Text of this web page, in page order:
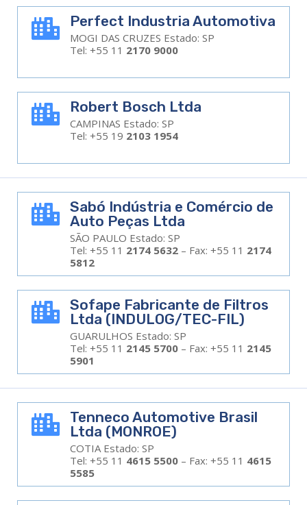
 Perfect Industria Automotiva
MOGI DAS CRUZES Estado: SP
Tel: +55 11 2170 9000
 Robert Bosch Ltda
CAMPINAS Estado: SP
Tel: +55 19 2103 1954
 Sabó Indústria e Comércio de
Auto Peças Ltda
SÃO PAULO Estado: SP
Tel: +55 11 2174 5632 – Fax: +55 11 2174
5812
 Sofape Fabricante de Filtros
Ltda (INDULOG/TEC-FIL)
GUARULHOS Estado: SP
Tel: +55 11 2145 5700 – Fax: +55 11 2145
5901

Tenneco Automotive Brasil
Ltda (MONROE)
COTIA Estado: SP
Tel: +55 11 4615 5500 – Fax: +55 11 4615
5585